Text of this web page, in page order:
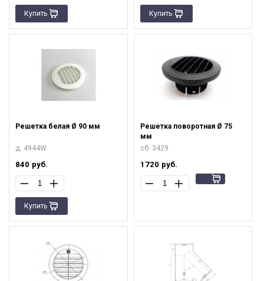
Купить Купить
Решетка белая Ø 90 мм
д. 4944W
840 руб.
Купить
Решетка поворотная Ø 75
мм
сб. 3429
1720 руб.